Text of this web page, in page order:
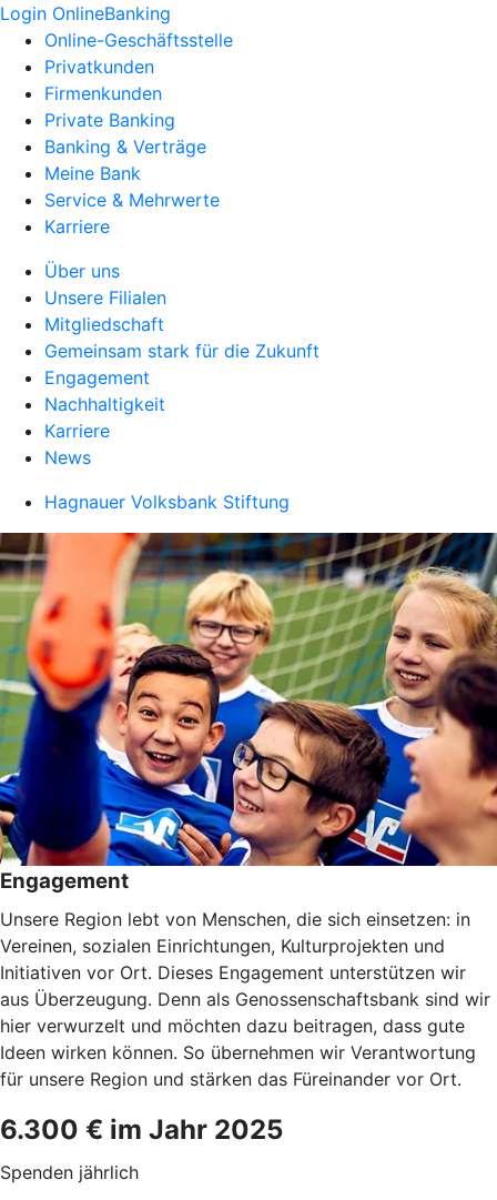
Login OnlineBanking
Online-Geschäftsstelle
Privatkunden
Firmenkunden
Private Banking
Banking & Verträge
Meine Bank
Service & Mehrwerte
Karriere
Über uns
Unsere Filialen
Mitgliedschaft
Gemeinsam stark für die Zukunft
Engagement
Nachhaltigkeit
Karriere
News
Hagnauer Volksbank Stiftung
Engagement
Unsere Region lebt von Menschen, die sich einsetzen: in
Vereinen, sozialen Einrichtungen, Kulturprojekten und
Initiativen vor Ort. Dieses Engagement unterstützen wir
aus Überzeugung. Denn als Genossenschaftsbank sind wir
hier verwurzelt und möchten dazu beitragen, dass gute
Ideen wirken können. So übernehmen wir Verantwortung
für unsere Region und stärken das Füreinander vor Ort.
6.300 € im Jahr 2025
Spenden jährlich